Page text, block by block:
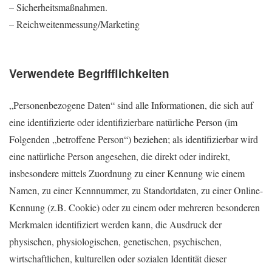
– Sicherheitsmaßnahmen.
– Reichweitenmessung/Marketing
Verwendete Begrifflichkeiten
„Personenbezogene Daten“ sind alle Informationen, die sich auf
eine identifizierte oder identifizierbare natürliche Person (im
Folgenden „betroffene Person“) beziehen; als identifizierbar wird
eine natürliche Person angesehen, die direkt oder indirekt,
insbesondere mittels Zuordnung zu einer Kennung wie einem
Namen, zu einer Kennnummer, zu Standortdaten, zu einer Online-
Kennung (z.B. Cookie) oder zu einem oder mehreren besonderen
Merkmalen identifiziert werden kann, die Ausdruck der
physischen, physiologischen, genetischen, psychischen,
wirtschaftlichen, kulturellen oder sozialen Identität dieser